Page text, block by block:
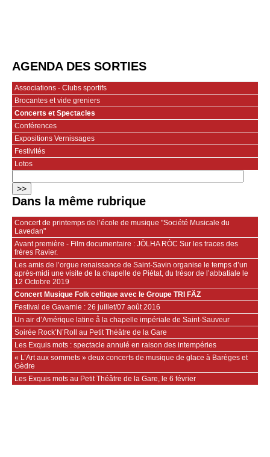
AGENDA DES SORTIES
Associations - Clubs sportifs
Brocantes et vide greniers
Concerts et Spectacles
Conférences
Expositions Vernissages
Festivités
Lotos
Dans la même rubrique
Concert de printemps de l’école de musique "Société Musicale du
Lavedan"
Avant première - Film documentaire : JÒLHA RÒC Sur les traces des
frères Ravier.
Les amis de l’orgue renaissance de Saint-Savin organise le temps d’un
après-midi une visite de la chapelle de Piétat, du trésor de l’abbatiale le
12 Octobre 2019
Concert Musique Folk celtique avec le Groupe TRI FÄZ
Festival de Gavarnie : 26 juillet/07 août 2016
Un air d’Amérique latine å la chapelle impériale de Saint-Sauveur
Soirée Rock’N’Roll au Petit Théâtre de la Gare
Les Exquis mots : spectacle annulé en raison des intempéries
« L’Art aux sommets » deux concerts de musique de glace à Barèges et
Gèdre
Les Exquis mots au Petit Théâtre de la Gare, le 6 février